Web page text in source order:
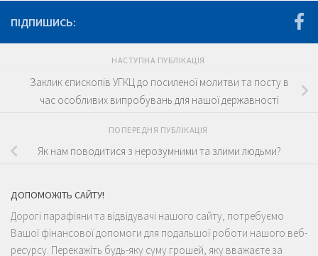
ПІДПИШИСЬ:
НАСТУПНА ПУБЛІКАЦІЯ
Заклик єпископів УГКЦ до посиленої молитви та посту в
час особливих випробувань для нашої державності
ПОПЕРЕДНЯ ПУБЛІКАЦІЯ
Як нам поводитися з нерозумними та злими людьми?
ДОПОМОЖІТЬ САЙТУ!
Дорогі парафіяни та відвідувачі нашого сайту, потребуємо
Вашої фінансової допомоги для подальшої роботи нашого веб-
ресурсу. Перекажіть будь-яку суму грошей, яку вважаєте за